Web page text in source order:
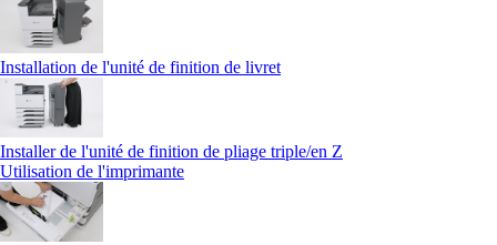
Installation de l'unité de finition de livret
Installer de l'unité de finition de pliage triple/en Z
Utilisation de l'imprimante